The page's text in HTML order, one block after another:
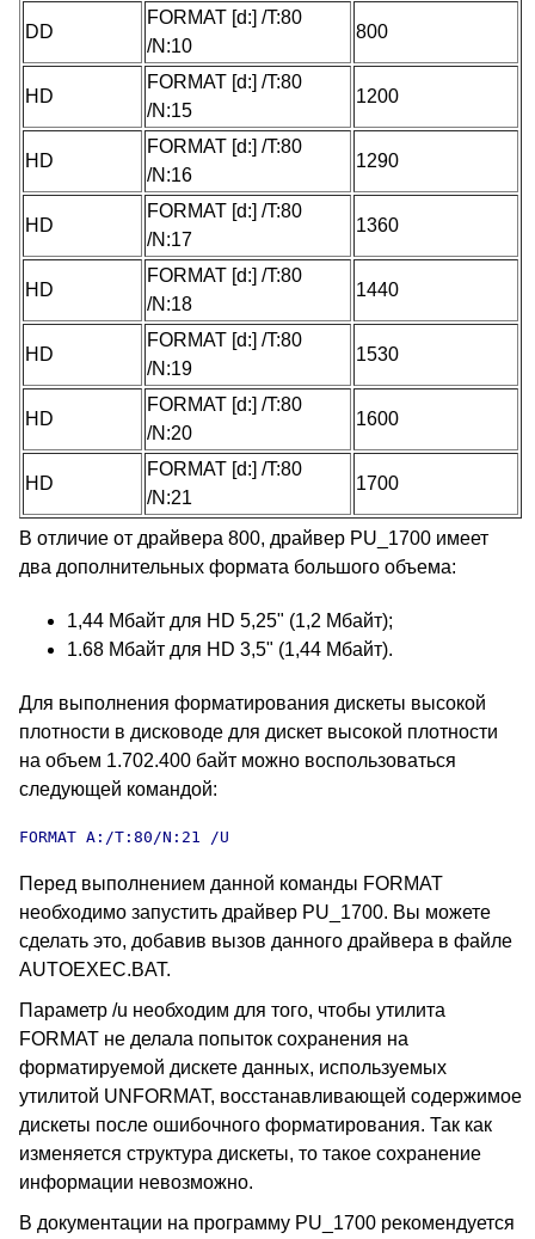
DD
FORMAT [d:] /T:80
/N:10
800
HD
FORMAT [d:] /T:80
/N:15
1200
HD
FORMAT [d:] /T:80
/N:16
1290
HD
FORMAT [d:] /T:80
/N:17
1360
HD
FORMAT [d:] /T:80
/N:18
1440
HD
FORMAT [d:] /T:80
/N:19
1530
HD
FORMAT [d:] /T:80
/N:20
1600
HD
FORMAT [d:] /T:80
/N:21
1700
В отличие от драйвера 800, драйвер PU_1700 имеет
два дополнительных формата большого объема:
1,44 Мбайт для HD 5,25" (1,2 Мбайт);
1.68 Мбайт для HD 3,5" (1,44 Мбайт).
Для выполнения форматирования дискеты высокой
плотности в дисководе для дискет высокой плотности
на объем 1.702.400 байт можно воспользоваться
следующей командой:
FORMAT A:/T:80/N:21 /U
Перед выполнением данной команды FORMAT
необходимо запустить драйвер PU_1700. Вы можете
сделать это, добавив вызов данного драйвера в файле
AUTOEXEC.BAT.
Параметр /u необходим для того, чтобы утилита
FORMAT не делала попыток сохранения на
форматируемой дискете данных, используемых
утилитой UNFORMAT, восстанавливающей содержимое
дискеты после ошибочного форматирования. Так как
изменяется структура дискеты, то такое сохранение
информации невозможно.
В документации на программу PU_1700 рекомендуется